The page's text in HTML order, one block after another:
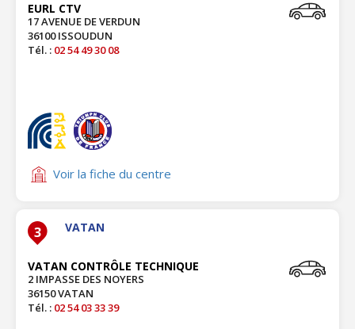
EURL CTV
17 AVENUE DE VERDUN
36100 ISSOUDUN
Tél. : 02 54 49 30 08
Voir la fiche du centre
3 VATAN
VATAN CONTRÔLE TECHNIQUE
2 IMPASSE DES NOYERS
36150 VATAN
Tél. : 02 54 03 33 39